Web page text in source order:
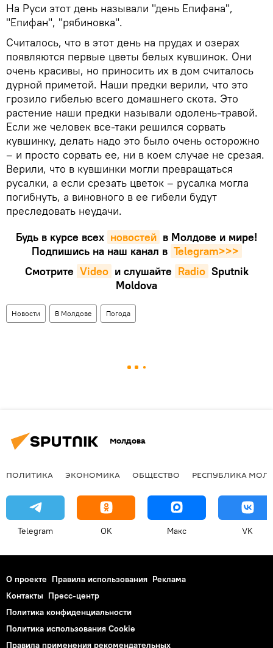
На Руси этот день называли "день Епифана",
"Епифан", "рябиновка".
Считалось, что в этот день на прудах и озерах
появляются первые цветы белых кувшинок. Они
очень красивы, но приносить их в дом считалось
дурной приметой. Наши предки верили, что это
грозило гибелью всего домашнего скота. Это
растение наши предки называли одолень-травой.
Если же человек все-таки решился сорвать
кувшинку, делать надо это было очень осторожно
– и просто сорвать ее, ни в коем случае не срезая.
Верили, что в кувшинки могли превращаться
русалки, а если срезать цветок – русалка могла
погибнуть, а виновного в ее гибели будут
преследовать неудачи.
Будь в курсе всех новостей в Молдове и мире!
Подпишись на наш канал в Telegram>>>
Смотрите Video и слушайте Radio Sputnik
Moldova
Новости В Молдове Погода
Молдова
ПОЛИТИКА ЭКОНОМИКА ОБЩЕСТВО РЕСПУБЛИКА
Telegram OK Макс VK
О проекте Правила использования Реклама
Контакты Пресс-центр
Политика конфиденциальности
Политика использования Cookie
Правила применения рекомендательных